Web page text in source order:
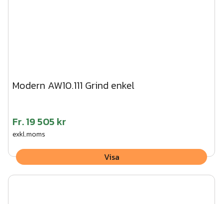
Modern AW10.111 Grind enkel
Fr.19 505 kr
exkl.moms
Visa